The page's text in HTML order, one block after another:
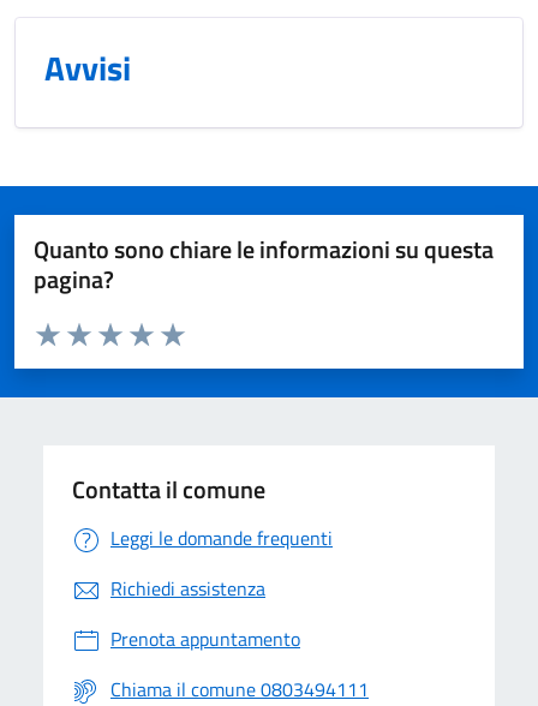
Avvisi
Quanto sono chiare le informazioni su questa
pagina?
Valuta da 1 a 5 stelle la pagina
Valuta 5 stelle su 5
Valuta 4 stelle su 5
Valuta 3 stelle su 5
Valuta 2 stelle su 5
Valuta 1 stelle su 5
Contatta il comune
Leggi le domande frequenti
Richiedi assistenza
Prenota appuntamento
Chiama il comune 0803494111